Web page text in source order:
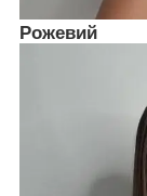
Рожевий